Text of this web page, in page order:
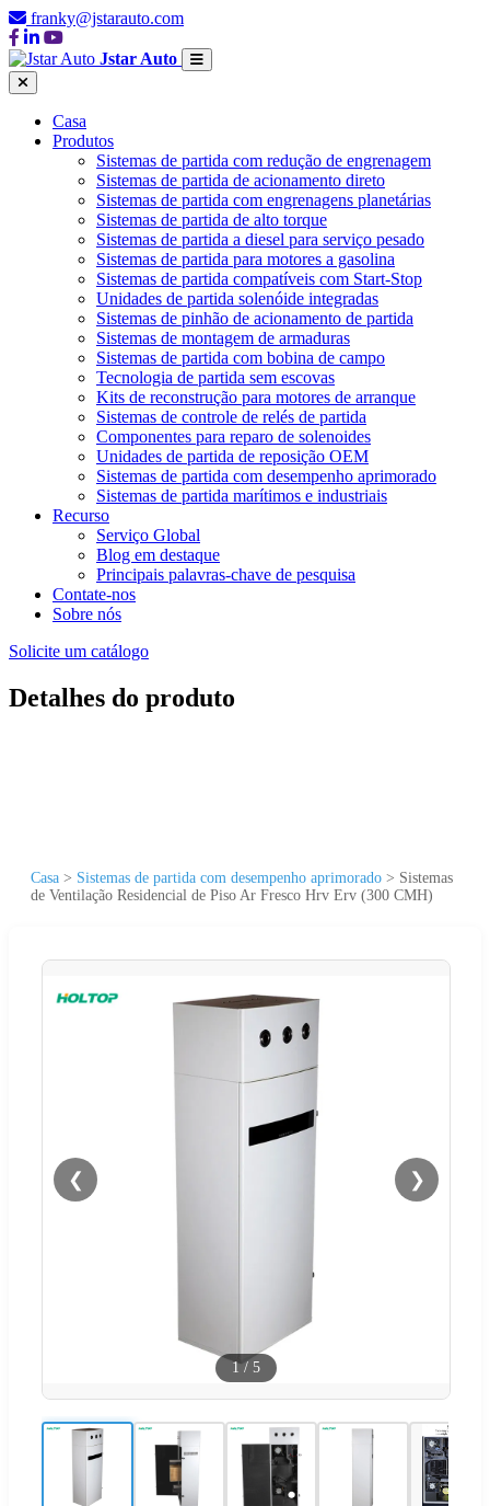
franky@jstarauto.com
Jstar Auto
Casa
Produtos
Sistemas de partida com redução de engrenagem
Sistemas de partida de acionamento direto
Sistemas de partida com engrenagens planetárias
Sistemas de partida de alto torque
Sistemas de partida a diesel para serviço pesado
Sistemas de partida para motores a gasolina
Sistemas de partida compatíveis com Start-Stop
Unidades de partida solenóide integradas
Sistemas de pinhão de acionamento de partida
Sistemas de montagem de armaduras
Sistemas de partida com bobina de campo
Tecnologia de partida sem escovas
Kits de reconstrução para motores de arranque
Sistemas de controle de relés de partida
Componentes para reparo de solenoides
Unidades de partida de reposição OEM
Sistemas de partida com desempenho aprimorado
Sistemas de partida marítimos e industriais
Recurso
Serviço Global
Blog em destaque
Principais palavras-chave de pesquisa
Contate-nos
Sobre nós
Solicite um catálogo
Detalhes do produto
Casa > Sistemas de partida com desempenho aprimorado > Sistemas
de Ventilação Residencial de Piso Ar Fresco Hrv Erv (300 CMH)
❮ ❯
1/ 5